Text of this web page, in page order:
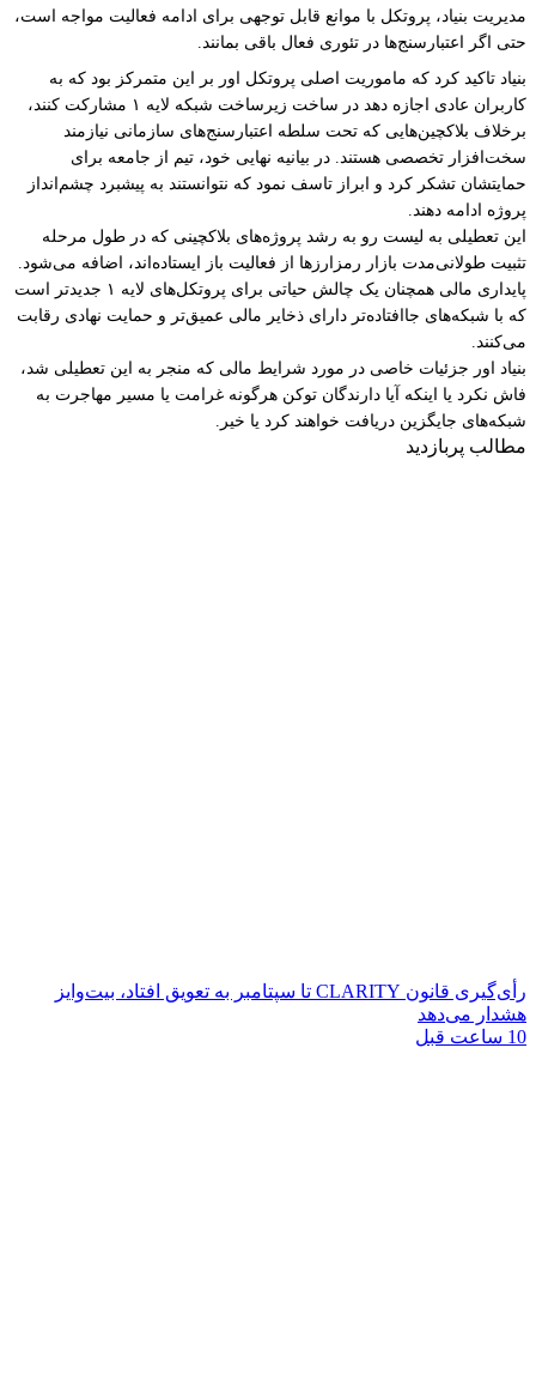
مدیریت بنیاد، پروتکل با موانع قابل توجهی برای ادامه فعالیت مواجه است،
حتی اگر اعتبارسنج‌ها در تئوری فعال باقی بمانند.
بنیاد تاکید کرد که ماموریت اصلی پروتکل اور بر این متمرکز بود که به
کاربران عادی اجازه دهد در ساخت زیرساخت شبکه لایه ۱ مشارکت کنند،
برخلاف بلاکچین‌هایی که تحت سلطه اعتبارسنج‌های سازمانی نیازمند
سخت‌افزار تخصصی هستند. در بیانیه نهایی خود، تیم از جامعه برای
حمایتشان تشکر کرد و ابراز تاسف نمود که نتوانستند به پیشبرد چشم‌انداز
پروژه ادامه دهند.
این تعطیلی به لیست رو به رشد پروژه‌های بلاکچینی که در طول مرحله
تثبیت طولانی‌مدت بازار رمزارزها از فعالیت باز ایستاده‌اند، اضافه می‌شود.
پایداری مالی همچنان یک چالش حیاتی برای پروتکل‌های لایه ۱ جدیدتر است
که با شبکه‌های جاافتاده‌تر دارای ذخایر مالی عمیق‌تر و حمایت نهادی رقابت
می‌کنند.
بنیاد اور جزئیات خاصی در مورد شرایط مالی که منجر به این تعطیلی شد،
فاش نکرد یا اینکه آیا دارندگان توکن هرگونه غرامت یا مسیر مهاجرت به
شبکه‌های جایگزین دریافت خواهند کرد یا خیر.
مطالب پربازدید
رأی‌گیری قانون CLARITY تا سپتامبر به تعویق افتاد، بیت‌وایز
هشدار می‌دهد
10 ساعت قبل